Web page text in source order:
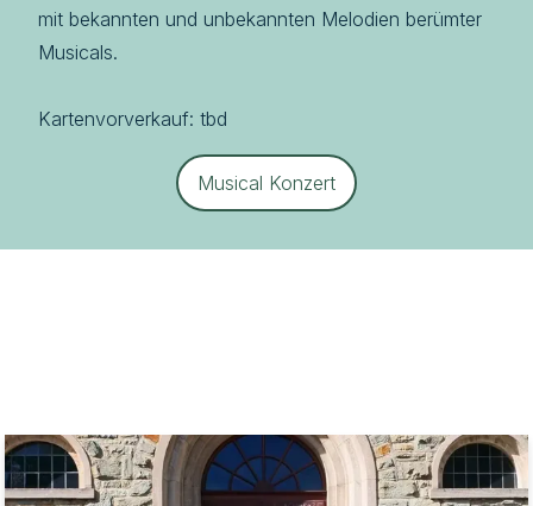
mit bekannten und unbekannten Melodien berümter
Musicals.
Kartenvorverkauf: tbd
Musical Konzert